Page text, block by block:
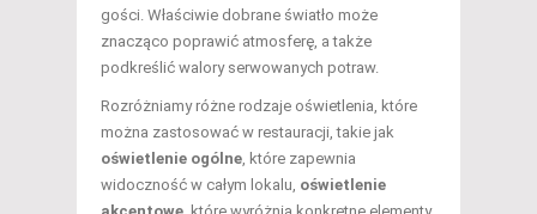
gości. Właściwie dobrane światło może
znacząco poprawić atmosferę, a także
podkreślić walory serwowanych potraw.
Rozróżniamy różne rodzaje oświetlenia, które
można zastosować w restauracji, takie jak
oświetlenie ogólne, które zapewnia
widoczność w całym lokalu, oświetlenie